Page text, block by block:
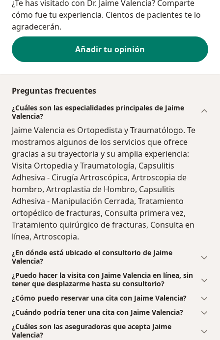
¿Te has visitado con Dr. Jaime Valencia? Comparte
cómo fue tu experiencia. Cientos de pacientes te lo
agradecerán.
Añadir tu opinión
Preguntas frecuentes
¿Cuáles son las especialidades principales de Jaime
Valencia?
Jaime Valencia es Ortopedista y Traumatólogo. Te
mostramos algunos de los servicios que ofrece
gracias a su trayectoria y su amplia experiencia:
Visita Ortopedia y Traumatología, Capsulitis
Adhesiva - Cirugía Artroscópica, Artroscopia de
hombro, Artroplastia de Hombro, Capsulitis
Adhesiva - Manipulación Cerrada, Tratamiento
ortopédico de fracturas, Consulta primera vez,
Tratamiento quirúrgico de fracturas, Consulta en
línea, Artroscopia.
¿En dónde está ubicado el consultorio de Jaime
Valencia?
¿Puedo hacer la visita con Jaime Valencia en línea, sin
tener que desplazarme hasta su consultorio?
¿Cómo puedo reservar una cita con Jaime Valencia?
¿Cuándo podría tener una cita con Jaime Valencia?
¿Cuáles son las aseguradoras que acepta Jaime
Valencia?